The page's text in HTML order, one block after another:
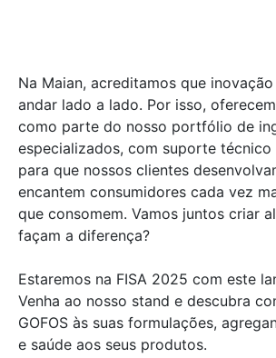
Na Maian, acreditamos que
andar lado a lado. Por isso,
como parte do nosso portfólio de
especializados, com suporte técnico
para que nossos clientes
encantem consumidores cada vez
que consomem. Vamos juntos criar
façam a diferença?
Estaremos na FISA 2025 com este
Venha ao nosso stand e descubra
GOFOS às suas formulações,
e saúde aos seus produtos.